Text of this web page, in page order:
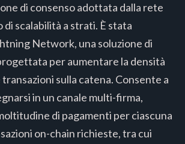
di consenso adottata dalla rete
di scalabilità a strati. È stata
Network, una soluzione di
per aumentare la densità
sulla catena. Consente a
in un canale multi-firma,
di pagamenti per ciascuna
on-chain richieste, tra cui